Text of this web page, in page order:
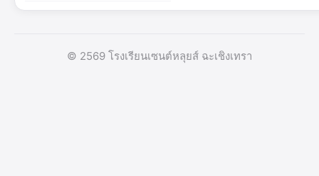
© 2569 โรงเรียนเซนต์หลุยส์ ฉะเชิงเทรา